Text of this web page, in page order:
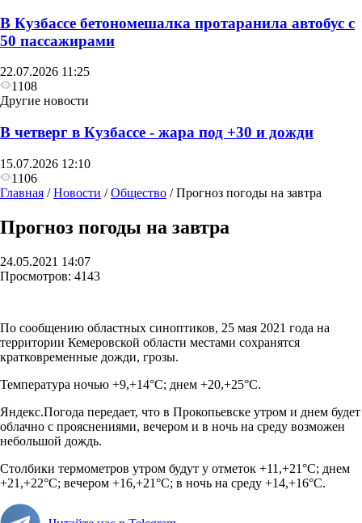
В Кузбассе бетономешалка протаранила автобус с
50 пассажирами
22.07.2026 11:25
1108
Другие новости
В четверг в Кузбассе - жара под +30 и дожди
15.07.2026 12:10
1106
Главная /Новости /Общество /Прогноз погоды на завтра
Прогноз погоды на завтра
24.05.2021 14:07
Просмотров: 4143
По сообщению областных синоптиков, 25 мая 2021 года на
территории Кемеровской области местами сохранятся
кратковременные дожди, грозы.
Температура ночью +9,+14°С; днем +20,+25°С.
Яндекс.Погода передает, что в Прокопьевске утром и днем будет
облачно с прояснениями, вечером и в ночь на среду возможен
небольшой дождь.
Столбики термометров утром будут у отметок +11,+21°С; днем
+21,+22°С; вечером +16,+21°С; в ночь на среду +14,+16°С.